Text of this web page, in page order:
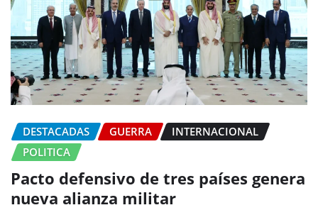
DESTACADAS GUERRA
INTERNACIONAL
POLITICA
Pacto defensivo de tres países genera
nueva alianza militar